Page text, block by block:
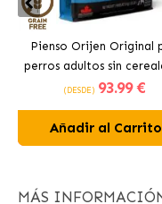
Pienso Orijen Original
perros adultos sin
pollo
(DESDE) 93.99 €
Añadir al Carrito
MÁS